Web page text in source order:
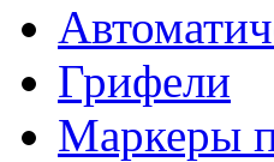
Грифели
Маркеры